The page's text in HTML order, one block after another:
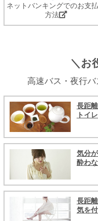
ネットバンキングでのお支
方法
＼お
高速バス・夜行バ
長距
トイ
気分
酔わ
長距
気を